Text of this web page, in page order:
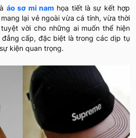
áo sơ mi nam họa tiết là sự kết hợp
lại vẻ ngoài vừa cá tính, vừa thời
vời cho những ai muốn thể hiện
cấp, đặc biệt là trong các dịp tụ
kiện quan trọng.